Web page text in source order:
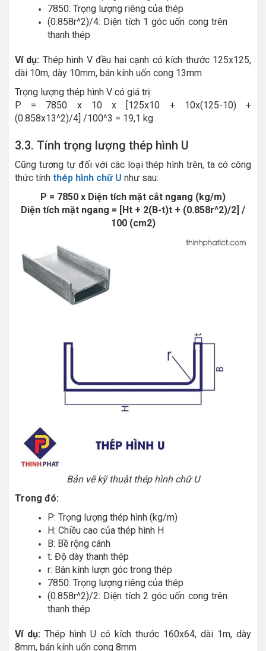
7850: Trọng lượng riêng của thép
(0.858r^2)/4: Diện tích 1 góc uốn cong trên
thanh thép
Ví dụ: Thép hình V đều hai cạnh có kích thước 125x125,
dài 10m, dày 10mm, bán kính uốn cong 13mm
Trọng lượng thép hình V có giá trị:
P = 7850 x 10 x [125x10 + 10x(125-10) +
(0.858x13^2)/4] /100^3 = 19,1 kg
3.3. Tính trọng lượng thép hình U
Cũng tương tự đối với các loại thép hình trên, ta có công
thức tính thép hình chữ U như sau:
P = 7850 x Diện tích mặt cắt ngang (kg/m)
Diện tích mặt ngang = [Ht + 2(B-t)t + (0.858r^2)/2] /
100 (cm2)
Bản vẽ kỹ thuật thép hình chữ U
Trong đó:
P: Trọng lượng thép hình (kg/m)
H: Chiều cao của thép hình H
B: Bề rộng cánh
t: Độ dày thanh thép
r: Bán kính lượn góc trong thép
7850: Trọng lượng riêng của thép
(0.858r^2)/2: Diện tích 2 góc uốn cong trên
thanh thép
Ví dụ: Thép hình U có kích thước 160x64, dài 1m, dày
8mm, bán kính uốn cong 8mm